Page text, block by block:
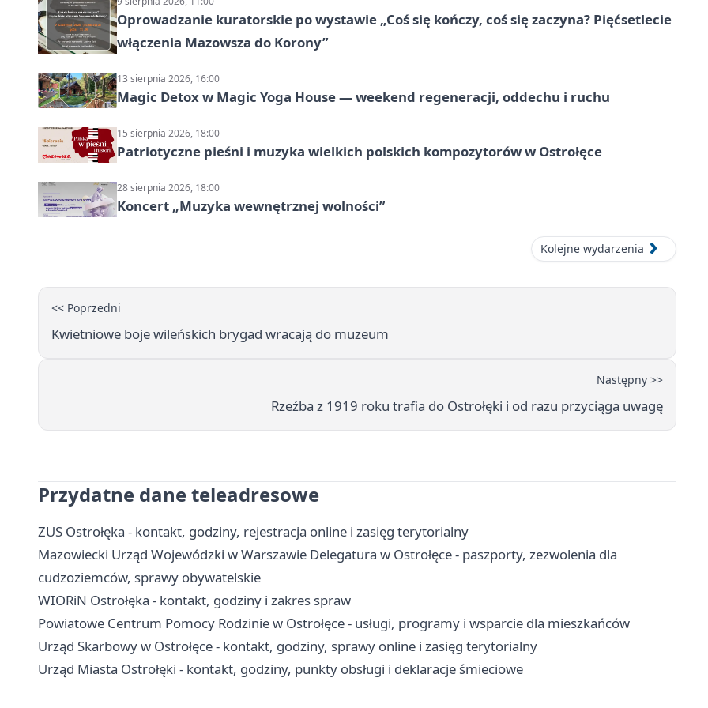
Oprowadzanie kuratorskie po wystawie „Coś się kończy, coś się zaczyna? Pięćsetlecie
włączenia Mazowsza do Korony”
13 sierpnia 2026, 16:00
Magic Detox w Magic Yoga House — weekend regeneracji, oddechu i ruchu
15 sierpnia 2026, 18:00
Patriotyczne pieśni i muzyka wielkich polskich kompozytorów w Ostrołęce
28 sierpnia 2026, 18:00
Koncert „Muzyka wewnętrznej wolności”
Kolejne wydarzenia
<< Poprzedni
Kwietniowe boje wileńskich brygad wracają do muzeum
Następny >>
Rzeźba z 1919 roku trafia do Ostrołęki i od razu przyciąga uwagę
Przydatne dane teleadresowe
ZUS Ostrołęka - kontakt, godziny, rejestracja online i zasięg terytorialny
Mazowiecki Urząd Wojewódzki w Warszawie Delegatura w Ostrołęce - paszporty, zezwolenia dla
cudzoziemców, sprawy obywatelskie
WIORiN Ostrołęka - kontakt, godziny i zakres spraw
Powiatowe Centrum Pomocy Rodzinie w Ostrołęce - usługi, programy i wsparcie dla mieszkańców
Urząd Skarbowy w Ostrołęce - kontakt, godziny, sprawy online i zasięg terytorialny
Urząd Miasta Ostrołęki - kontakt, godziny, punkty obsługi i deklaracje śmieciowe